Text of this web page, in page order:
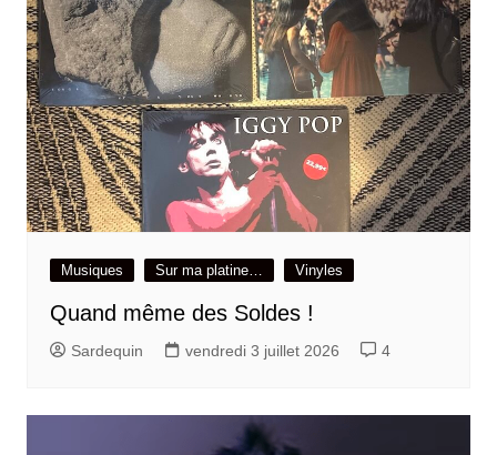
Musiques Sur ma platine… Vinyles
Quand même des Soldes !
Sardequin vendredi 3 juillet 2026 4